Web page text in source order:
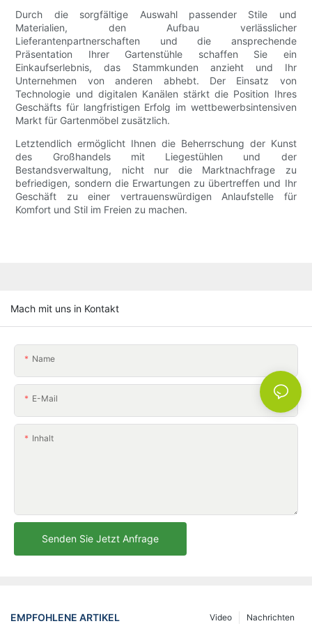
Durch die sorgfältige Auswahl passender Stile und
Materialien, den Aufbau verlässlicher
Lieferantenpartnerschaften und die ansprechende
Präsentation Ihrer Gartenstühle schaffen Sie ein
Einkaufserlebnis, das Stammkunden anzieht und Ihr
Unternehmen von anderen abhebt. Der Einsatz von
Technologie und digitalen Kanälen stärkt die Position Ihres
Geschäfts für langfristigen Erfolg im wettbewerbsintensiven
Markt für Gartenmöbel zusätzlich.
Letztendlich ermöglicht Ihnen die Beherrschung der Kunst
des Großhandels mit Liegestühlen und der
Bestandsverwaltung, nicht nur die Marktnachfrage zu
befriedigen, sondern die Erwartungen zu übertreffen und Ihr
Geschäft zu einer vertrauenswürdigen Anlaufstelle für
Komfort und Stil im Freien zu machen.
Mach mit uns in Kontakt
Name
E-Mail
Inhalt
Senden Sie Jetzt Anfrage
EMPFOHLENE ARTIKEL Nachrichten
Video